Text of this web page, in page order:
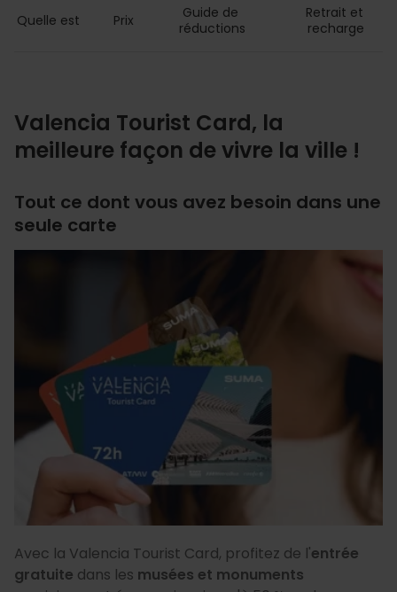
Quelle est Prix
Guide de
réductions
Retrait et
recharge
Valencia Tourist Card, la
meilleure façon de vivre la ville !
Tout ce dont vous avez besoin dans une
seule carte
Avec la Valencia Tourist Card, profitez de l'entrée
gratuite dans les musées et monuments